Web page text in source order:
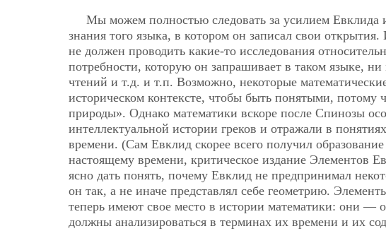
Мы можем полностью следовать за усилием Евклида
знания того языка, в котором он записал свои
не должен проводить какие-то исследования
потребности, которую он запрашивает в таком языке,
чтений и т.д. и т.п. Возможно, некоторые
историческом контексте, чтобы быть понятыми,
природы». Однако математики вскоре после Спинозы
интеллектуальной истории греков и отражали в
времени. (Сам Евклид скорее всего получил
настоящему времени, критическое издание Элементов
ясно дать понять, почему Евклид не предпринимал
он так, а не иначе представлял себе геометрию.
теперь имеют свое место в истории математики: они —
должны анализироваться в терминах их времени и их